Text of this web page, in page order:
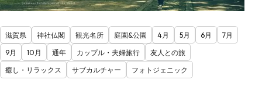
滋賀県 神社仏閣 観光名所 庭園&公園 4月 5月 6月
7月
9月
10月 通年 カップル・夫婦旅行
友人との旅
癒し・リラックス
サブカルチャー フォトジェニック